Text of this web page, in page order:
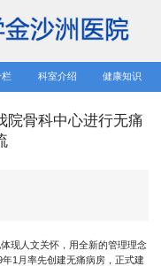
栏 科室介绍 健康知识
院骨科中心进行无痛
现人文关怀，用全新的管理理念
1月率先创建无痛病房，正式建